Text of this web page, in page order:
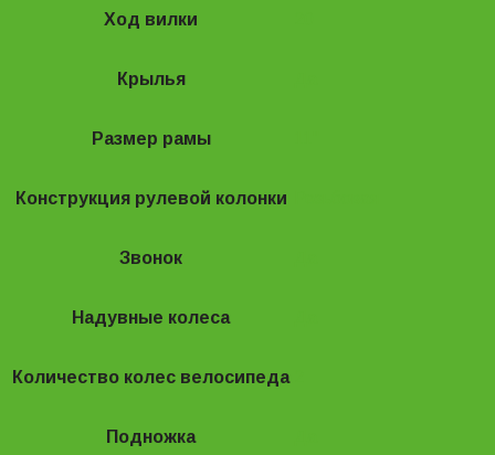
Ход вилки
Крылья
Размер рамы
Конструкция рулевой колонки
Звонок
Надувные колеса
Количество колес велосипеда
Подножка